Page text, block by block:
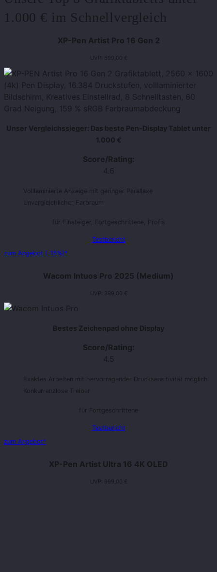
1.000 € im Schnellvergleich
XP-Pen Artist Pro 16 Gen 2
UVP: 599,00 €
Unser Vergleichssieger: Das beste Pen-Display Tablet unter
1.000 €
Score/Rating:
4.6
Volllaminierte Anzeige mit geringer Parallaxe
Unvergleichlicher Farbraum
für Einsteiger, Fortgeschrittene, Profis
Testbericht
zum Angebot (-15%)*
Wacom Intuos Pro 2025 (Medium)
UVP: 399,00 €
Bestes Zeichenpad ohne Display
Score/Rating:
4.5
Exaktes Arbeiten mit hervorragender Drucksensitivität möglich
Konkurrenzlose Treiber
für Fortgeschrittene
Testbericht
zum Angebot*
XP-Pen Artist Ultra 16 4K OLED
UVP: 999,00 €